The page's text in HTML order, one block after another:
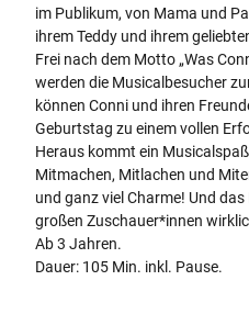
im Publikum, von Mama und
ihrem Teddy und ihrem
Frei nach dem Motto „Was
werden die Musicalbesucher
können Conni und ihren
Geburtstag zu einem vollen
Heraus kommt ein
Mitmachen, Mitlachen und
und ganz viel Charme! Und
großen Zuschauer*innen
Ab 3 Jahren.
Dauer: 105 Min. inkl. Pause.